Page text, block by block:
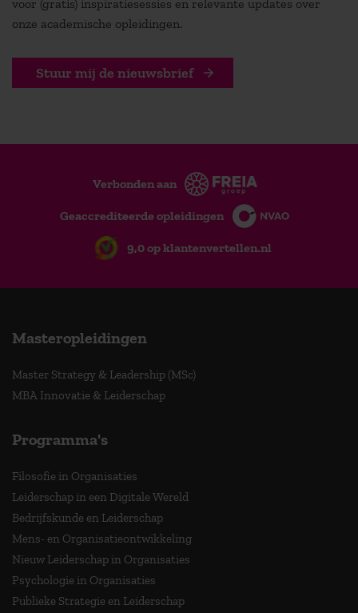
voor (gratis) inspiratiesessies en relevante updates over
onze academische opleidingen.
Stuur mij de nieuwsbrief
Verbonden aan
Geaccrediteerde opleidingen
9,0 op klantenvertellen.nl
Masteropleidingen
Master Strategy & Leadership (MSc)
MBA Innovatie & Leiderschap
Programma's
Filosofie in Organisaties
Leiderschap in een Digitale Wereld
Bedrijfskunde en Leiderschap
Mens- en Organisatieontwikkeling
Nieuw Leiderschap in Organisaties
Psychologie in Organisaties
Publieke Strategie en Leiderschap